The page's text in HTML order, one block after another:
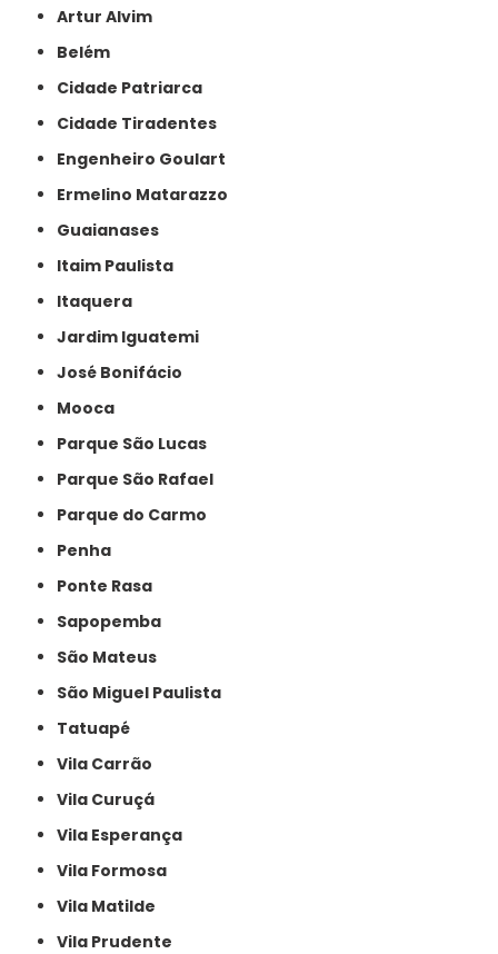
Artur Alvim
Belém
Cidade Patriarca
Cidade Tiradentes
Engenheiro Goulart
Ermelino Matarazzo
Guaianases
Itaim Paulista
Itaquera
Jardim Iguatemi
José Bonifácio
Mooca
Parque São Lucas
Parque São Rafael
Parque do Carmo
Penha
Ponte Rasa
Sapopemba
São Mateus
São Miguel Paulista
Tatuapé
Vila Carrão
Vila Curuçá
Vila Esperança
Vila Formosa
Vila Matilde
Vila Prudente